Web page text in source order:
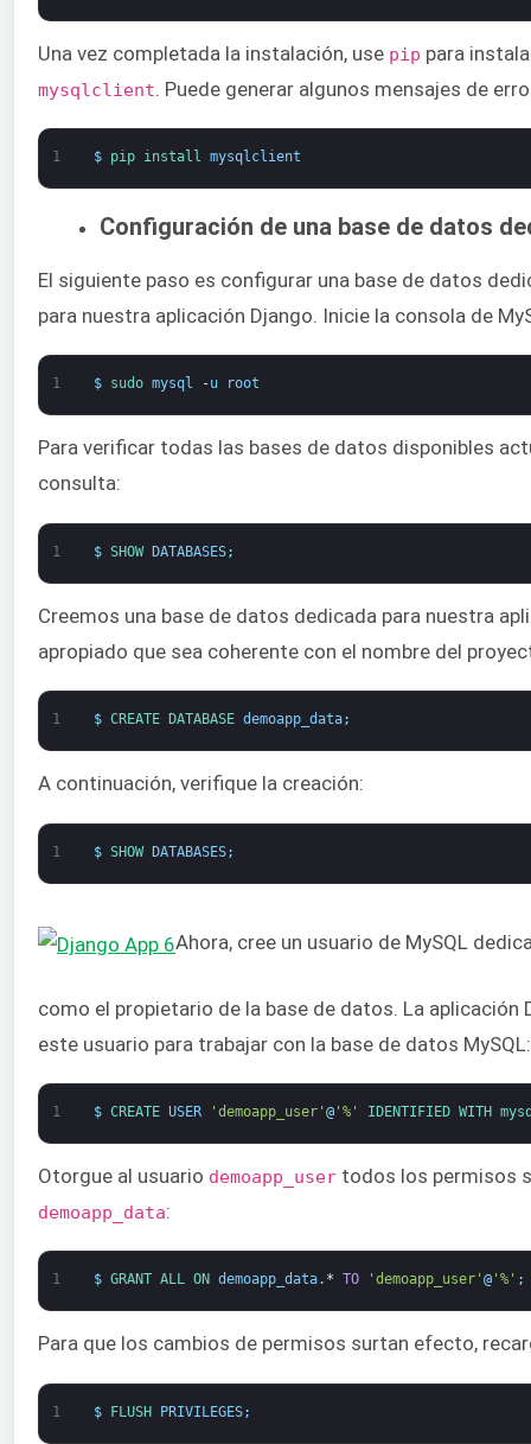
Una vez completada la instalación, use pip para
mysqlclient . Puede generar algunos mensajes de
1 $ pip install mysqlclient
Configuración de una base de datos
El siguiente paso es configurar una base de datos
para nuestra aplicación Django. Inicie la consola de
1 $ sudo mysql -u root
Para verificar todas las bases de datos disponibles
consulta:
1 $ SHOW DATABASES;
Creemos una base de datos dedicada para nuestra
apropiado que sea coherente con el nombre del
1 $ CREATE DATABASE demoapp_data;
A continuación, verifique la creación:
1 $ SHOW DATABASES;
Ahora, cree un usuario de MySQL
como el propietario de la base de datos. La aplicación
este usuario para trabajar con la base de datos MySQL:
1 $ CREATE USER 'demoapp_user' @'%' IDENTIFIED WITH
Otorgue al usuario demoapp_user todos los permisos
demoapp_data:
1 $ GRANT ALL ON demoapp_data. * TO 'demoapp_user' @'%' ;
Para que los cambios de permisos surtan efecto,
1 $ FLUSH PRIVILEGES;